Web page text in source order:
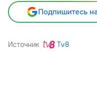
Подпишитесь
Источник Tv8